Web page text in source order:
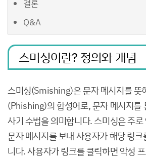
결론
Q&A
스미싱이란? 정의와 개념
스미싱(Smishing)은 문자 메시지를 뜻
(Phishing)의 합성어로, 문자 메시지를
사기 수법을 의미합니다. 스미싱은 주
문자 메시지를 보내 사용자가 해당 링
니다. 사용자가 링크를 클릭하면 악성